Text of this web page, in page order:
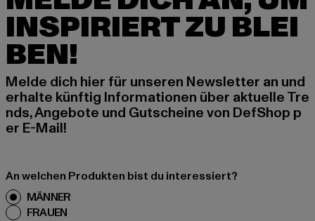
INSPIRIERT ZU BLEI
BEN!
Melde dich hier für unseren Newsletter an und
erhalte künftig Informationen über aktuelle Tre
nds, Angebote und Gutscheine von DefShop p
er E-Mail!
An welchen Produkten bist du interessiert?
MÄNNER
FRAUEN